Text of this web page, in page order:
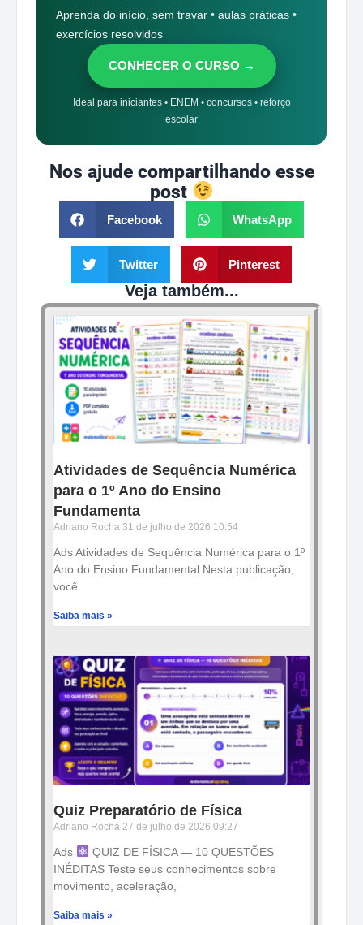
Aprenda do início, sem travar • aulas práticas •
exercícios resolvidos
CONHECER O CURSO →
Ideal para iniciantes • ENEM • concursos • reforço
escolar
Nos ajude compartilhando esse
post
Facebook WhatsApp
Twitter Pinterest
Veja também...
Atividades de Sequência Numérica
para o 1º Ano do Ensino
Fundamenta
Adriano Rocha 31 de julho de 2026 10:54
Ads Atividades de Sequência Numérica para o 1º
Ano do Ensino Fundamental Nesta publicação,
você
Saiba mais »
Quiz Preparatório de Física
Adriano Rocha 27 de julho de 2026 09:27
Ads
QUIZ DE FÍSICA — 10 QUESTÕES
INÉDITAS Teste seus conhecimentos sobre
movimento, aceleração,
Saiba mais »